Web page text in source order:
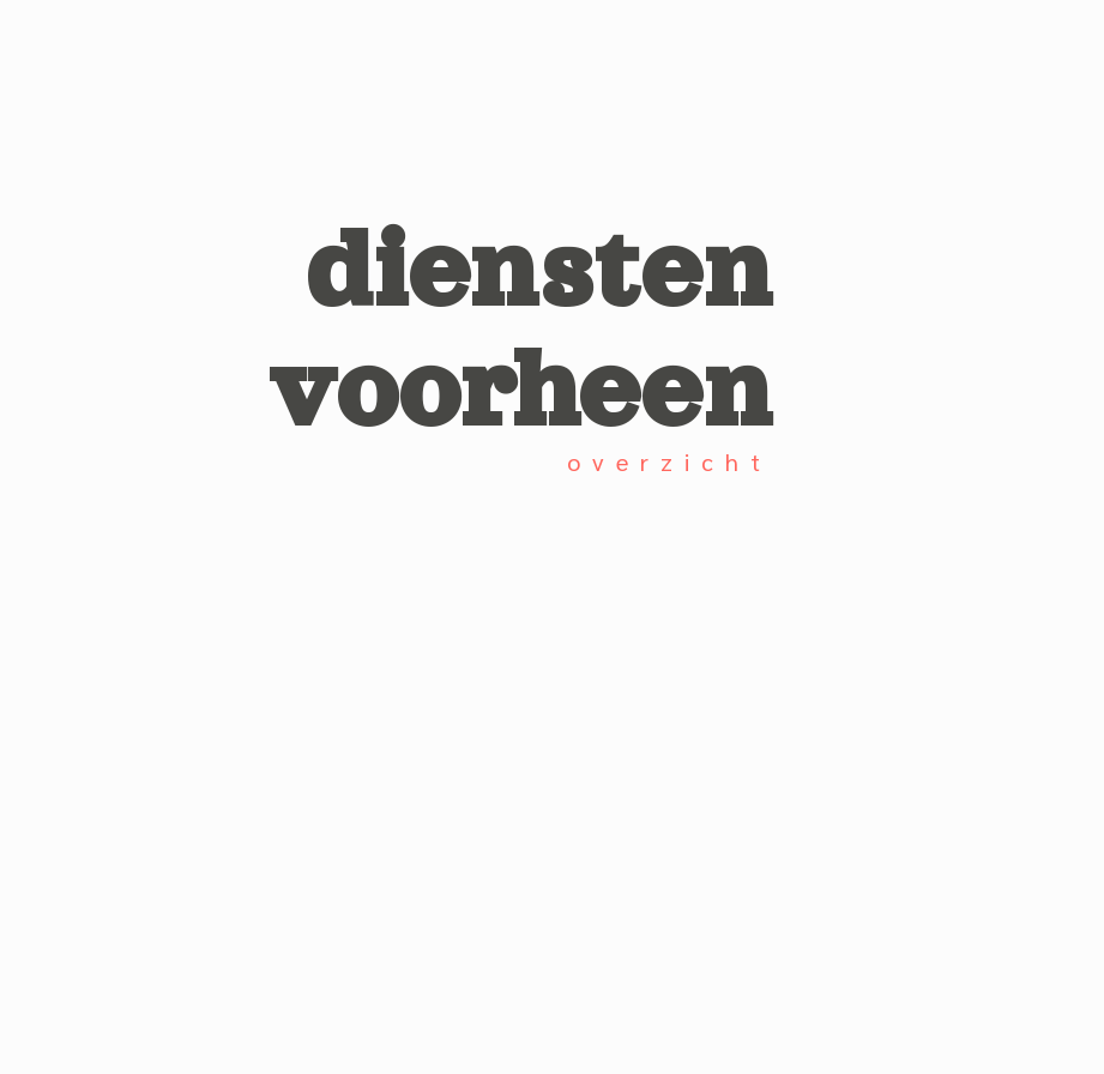
diensten
voorheen
overzicht